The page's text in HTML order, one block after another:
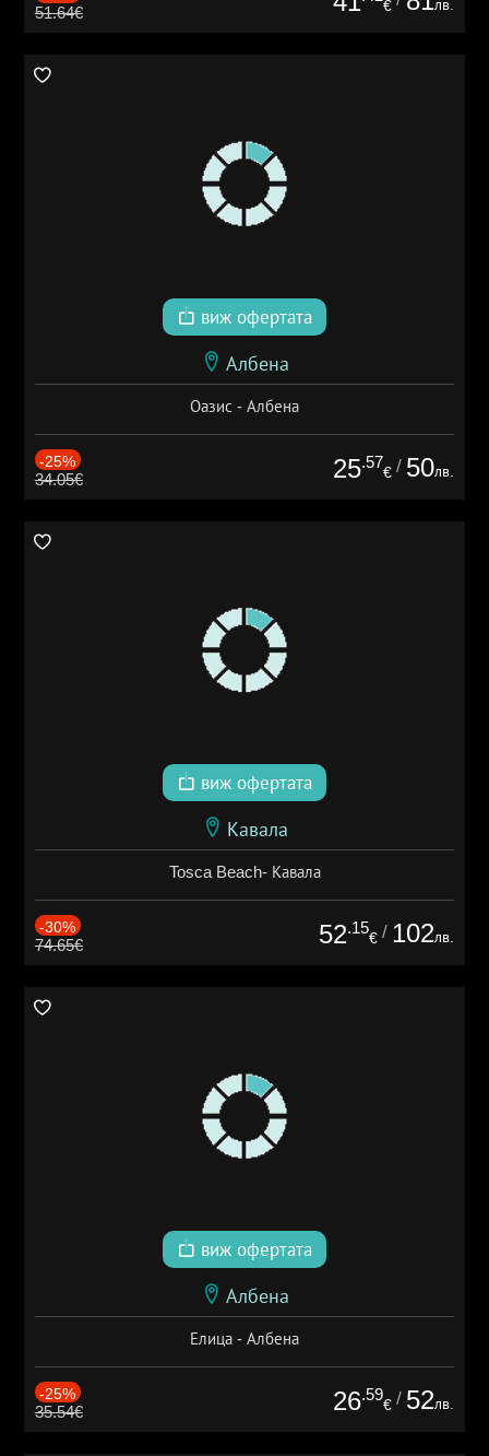
51.64€ € лв.
виж офертата
Албена
Оазис - Албена
-25%
34.05€ 25.57
€ / 50лв.
виж офертата
Кавала
Tosca Beach- Кавала
-30%
74.65€ 52.15
€ / 102лв.
виж офертата
Албена
Елица - Албена
-25%
35.54€ 26.59
€ / 52лв.